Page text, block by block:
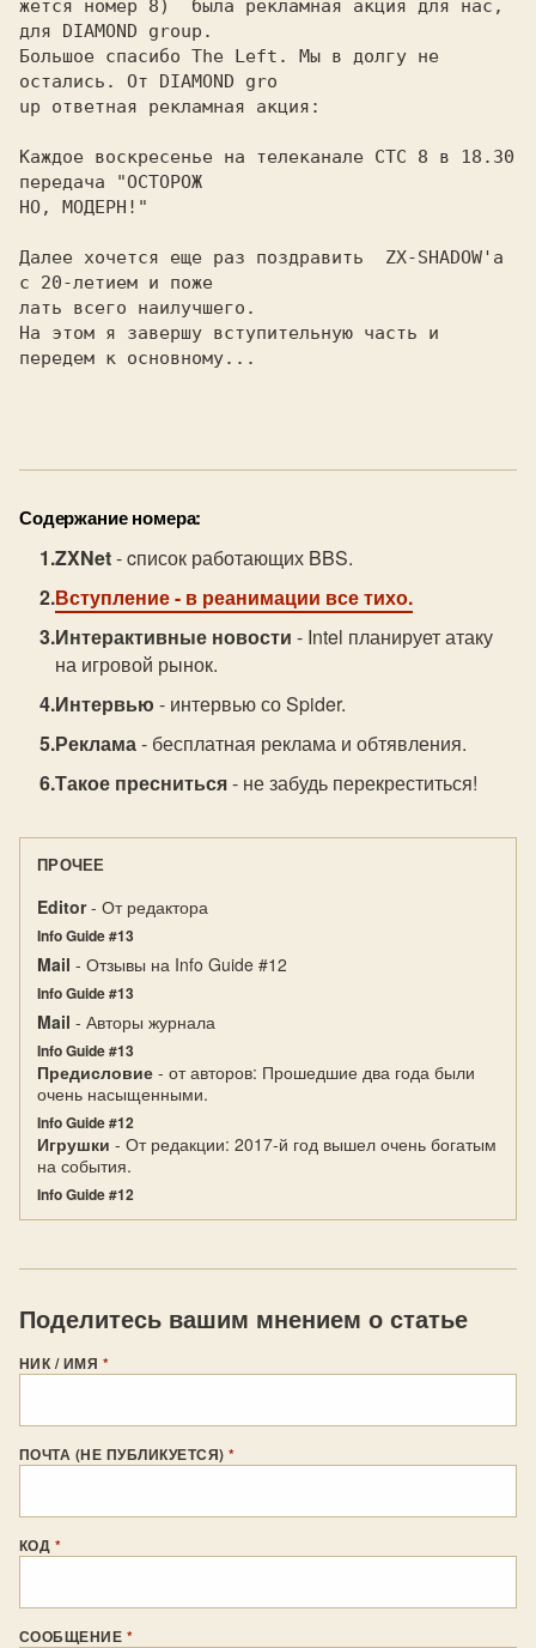
жется номер 8)  была рекламная акция для нас,
для DIAMOND group.
Большое спасибо The Left. Мы в долгу не
остались. От DIAMOND gro
up ответная рекламная акция:
Каждое воскресенье на телеканале СТС 8 в 18.30
передача "ОСТОРОЖ
НО, МОДЕРН!"
Далее хочется еще раз поздравить  ZX-SHADOW'а
с 20-летием и поже
лать всего наилучшего.
На этом я завершу вступительную часть и
передем к основному...
Содержание номера:
ZXNet- cписок работающих BBS.
Вступление- в реанимации все тихо.
Интерактивные новости - Intel планирует атаку
на игровой рынок.
Интервью - интервью со Spider.
Реклама- бесплатная реклама и обтявления.
Такое пресниться- не забудь перекреститься!
ПРОЧЕЕ
Editor- От редактора
Info Guide #13
Mail - Отзывы на Info Guide #12
Info Guide #13
Mail - Авторы журнала
Info Guide #13
Предисловие - от авторов: Прошедшие два года были
очень насыщенными.
Info Guide #12
Игрушки - От редакции: 2017-й год вышел очень богатым
на события.
Info Guide #12
Поделитесь вашим мнением о статье
НИК / ИМЯ *
ПОЧТА (НЕ ПУБЛИКУЕТСЯ)*
КОД *
СООБЩЕНИЕ *